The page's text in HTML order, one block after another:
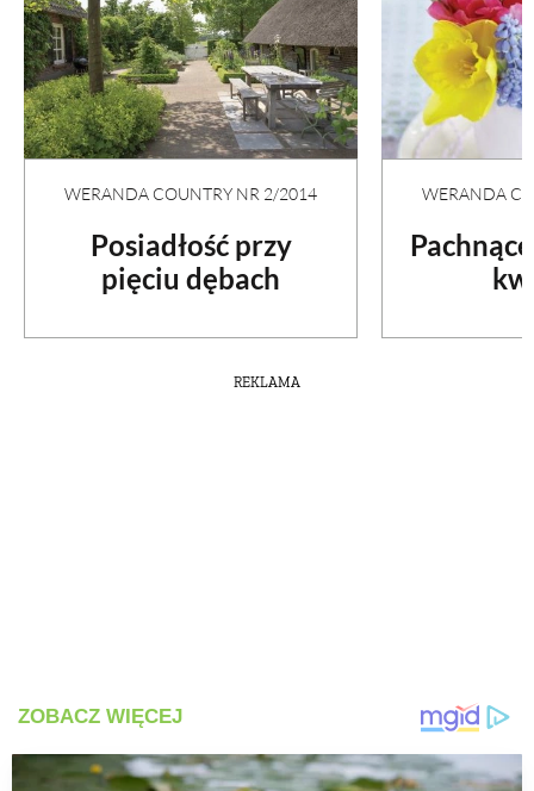
WERANDA COUNTRY NR 2/2014
Posiadłość przy
pięciu dębach
WERANDA
REKLAMA
DANIA GŁÓWNE
CIASTA I DESERY
PRZETWORY
INNE